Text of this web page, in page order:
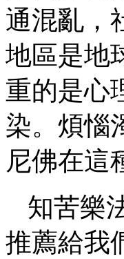
通混亂，
地區是地
重的是心
染。煩惱
尼佛在這
知苦樂
推薦給我